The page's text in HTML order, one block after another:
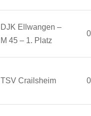
DJK Ellwangen –
M 45 – 1. Platz
TSV Crailsheim